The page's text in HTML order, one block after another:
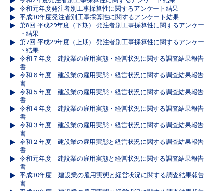
令和元年度発注者別工事採算性に関するアンケート結果
平成30年度発注者別工事採算性に関するアンケート結果
第8回 平成29年度（下期） 発注者別工事採算性に関するアンケー
ト結果
第7回 平成29年度（上期） 発注者別工事採算性に関するアンケー
ト結果
令和７年度 建設業の雇用実態・経営状況に関する調査結果報告
書
令和６年度 建設業の雇用実態・経営状況に関する調査結果報告
書
令和５年度 建設業の雇用実態・経営状況に関する調査結果報告
書
令和４年度 建設業の雇用実態・経営状況に関する調査結果報告
書
令和３年度 建設業の雇用実態・経営状況に関する調査結果報告
書
令和２年度 建設業の雇用実態と経営状況に関する調査結果報告
書
令和元年度 建設業の雇用実態と経営状況に関する調査結果報告
書
平成30年度 建設業の雇用実態と経営状況に関する調査結果報告
書